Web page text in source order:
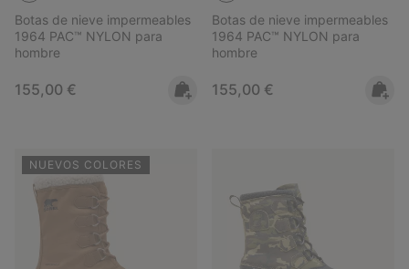
Botas de nieve impermeables
1964 PAC™ NYLON para
hombre
Regular price:
155,00 €
Botas de nieve impermeables
1964 PAC™ NYLON para
hombre
Regular price:
155,00 €
NUEVOS COLORES